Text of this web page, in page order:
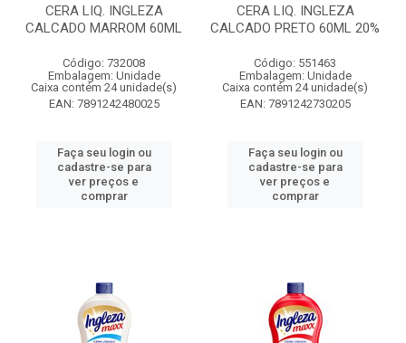
CERA LIQ. INGLEZA
CALCADO MARROM 60ML
Código: 732008
Embalagem: Unidade
Caixa contém 24 unidade(s)
EAN: 7891242480025
Faça seu login ou
cadastre-se para
ver preços e
comprar
CERA LIQ. INGLEZA
CALCADO PRETO 60ML 20%
Código: 551463
Embalagem: Unidade
Caixa contém 24 unidade(s)
EAN: 7891242730205
Faça seu login ou
cadastre-se para
ver preços e
comprar